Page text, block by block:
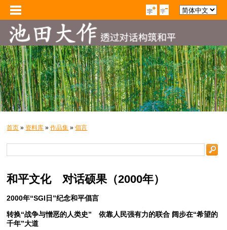
首页 » 资料库 »作品集 »倡言
和平文化 对话硕果（2000年）
2000年“SGI日”纪念和平倡言
转换“战争与憎恶的人类史” 依靠人民强有力的联合 阔步在“希望的
千年”大道